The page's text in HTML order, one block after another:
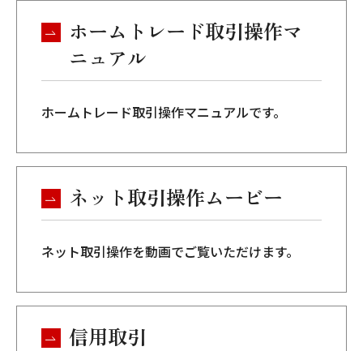
ホームトレード取引操作マ
ニュアル
ホームトレード取引操作マニュアルです。
ネット取引操作ムービー
ネット取引操作を動画でご覧いただけます。
信用取引